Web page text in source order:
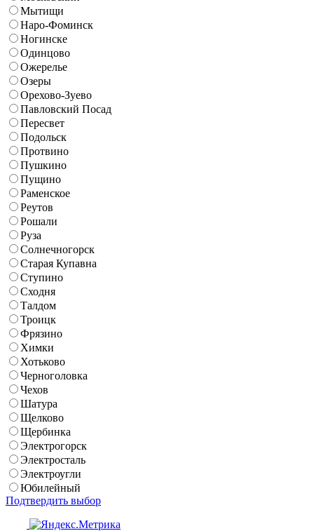
Мытищи
Наро-Фоминск
Ногинске
Одинцово
Ожерелье
Озеры
Орехово-Зуево
Павловский Посад
Пересвет
Подольск
Протвино
Пушкино
Пущино
Раменское
Реутов
Рошали
Руза
Солнечногорск
Старая Купавна
Ступино
Сходня
Талдом
Троицк
Фрязино
Химки
Хотьково
Черноголовка
Чехов
Шатура
Щелково
Щербинка
Электрогорск
Электросталь
Электроугли
Юбилейный
Подтвердить выбор